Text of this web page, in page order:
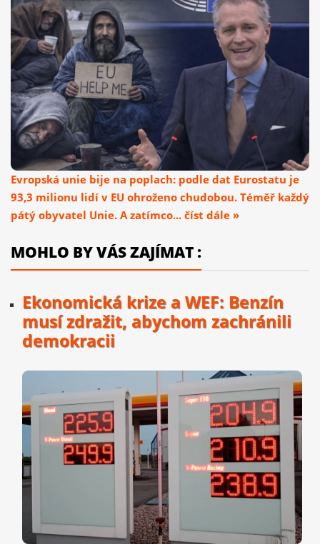
Evropská unie bije na poplach: podle dat Eurostatu je
93,3 milionu lidí v EU ohroženo chudobou. Téměř každý
pátý obyvatel Unie. A zatímco... číst dále »
MOHLO BY VÁS ZAJÍMAT :
Ekonomická krize a WEF: Benzín
musí zdražit, abychom zachránili
demokracii